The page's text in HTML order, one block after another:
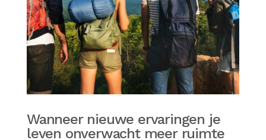
Wanneer nieuwe ervaringen je
leven onverwacht meer ruimte